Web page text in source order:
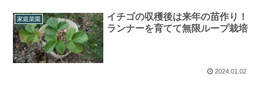
家庭菜園
イチゴの収穫後は来年の苗作り！
ランナーを育てて無限ループ栽培
2024.01.02